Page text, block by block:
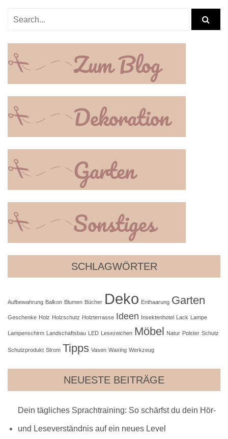
SCHLAGWÖRTER
Aufbewahrung Balkon Blumen Bücher Deko Enthaarung Garten
Geschenke Holz Holzschutz Holzterrasse Ideen Insektenhotel Lack Lampe
Lampenschirm Landschaftsbau LED Lesezeichen Möbel Natur Polster Schutz
Schutzprodukt Strom Tipps Vasen Waxing Werkzeug
NEUESTE BEITRÄGE
Dein tägliches Sprachtraining: So schärfst du dein Hör-
und Leseverständnis auf ein neues Level